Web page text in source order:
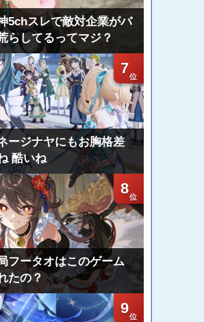
5chスレで敵対企業がバ
らしてるってマジ？
7
ージナヤにもお胸格差
酷いね
8
フータオはこのゲーム
たの？
9